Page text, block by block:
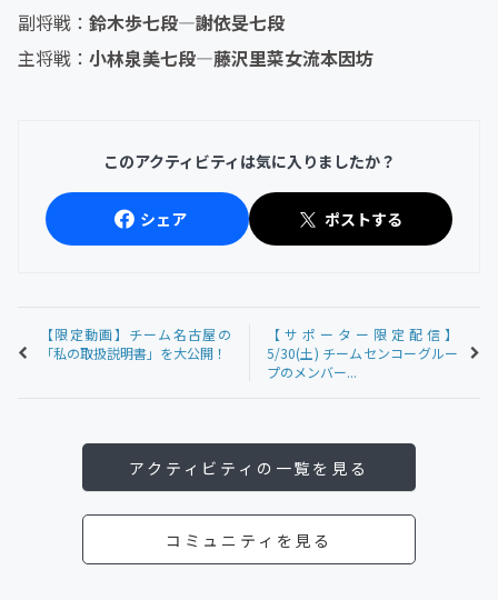
副将戦： 鈴木歩七段―謝依旻七段
主将戦： 小林泉美七段―藤沢里菜女流本因坊
このアクティビティは気に入りましたか？
シェア ポストする
【限定動画】チーム名古屋の
「私の取扱説明書」を大公開！
【サポーター限定配信】
5/30(土) チームセンコーグルー
プのメンバー...
アクティビティの一覧を見る
コミュニティを見る